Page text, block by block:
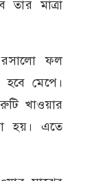
মাত্রা
রসালো ফল
হবে মেপে।
খাওয়ার
হয়। এতে